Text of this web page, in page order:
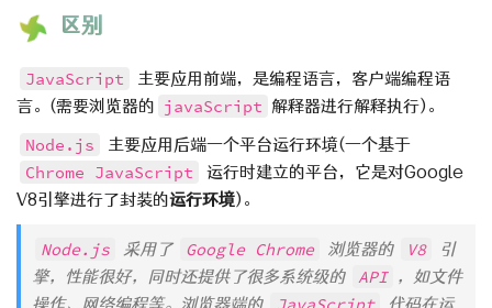
区别
JavaScript
主要应用前端，是编程语言，客户端编程语
言。(需要浏览器的 javaScript 解释器进行解释执行)。
Node.js
主要应用后端一个平台运行环境(一个基于
Chrome JavaScript
运行时建立的平台，它是对Google
V8引擎进行了封装的运行环境)。
Node.js 采用了 Google Chrome 浏览器的 V8
引
擎，性能很好，同时还提供了很多系统级的 API ，如文件